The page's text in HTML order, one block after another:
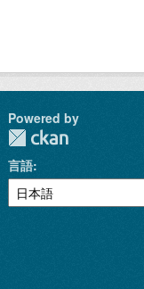
Powered by
言語